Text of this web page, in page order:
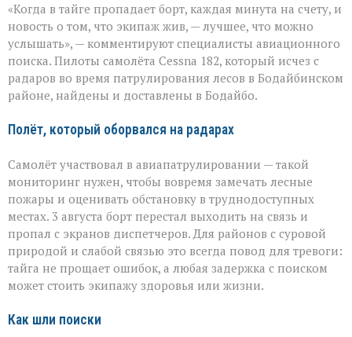
на
земле — это
главное»:
найдены
пилоты
пропавшего
самолёта
«Когда в тайге пропадает борт, каждая минута на счету, и
новость о том, что экипаж жив, — лучшее, что можно
услышать», — комментируют специалисты авиационного
поиска. Пилоты самолёта Cessna 182, который исчез с
радаров во время патрулирования лесов в Бодайбинском
районе, найдены и доставлены в Бодайбо.
Полёт, который оборвался на радарах
Самолёт участвовал в авиапатрулировании — такой
мониторинг нужен, чтобы вовремя замечать лесные
пожары и оценивать обстановку в труднодоступных
местах. 3 августа борт перестал выходить на связь и
пропал с экранов диспетчеров. Для районов с суровой
природой и слабой связью это всегда повод для тревоги:
тайга не прощает ошибок, а любая задержка с поиском
может стоить экипажу здоровья или жизни.
Как шли поиски